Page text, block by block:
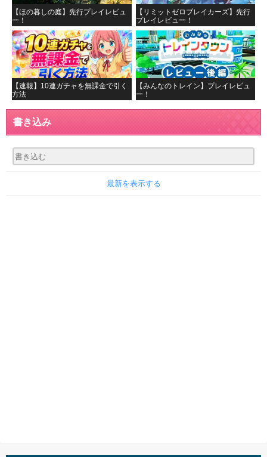
【ほの暮しの庭】先行プレイレビュ
ー！
【リミットゼロブレイカーズ】先行
プレイレビュー！
【速報】10連ガチャを無課金で引く
方法
【みんなのトレイン】プレイレビュ
ー！
書き込み
最新を表示する